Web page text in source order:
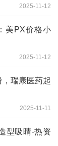
2025-11-12
美PX价格小
2025-11-12
瑞康医药起
2025-11-11
型吸睛-热资